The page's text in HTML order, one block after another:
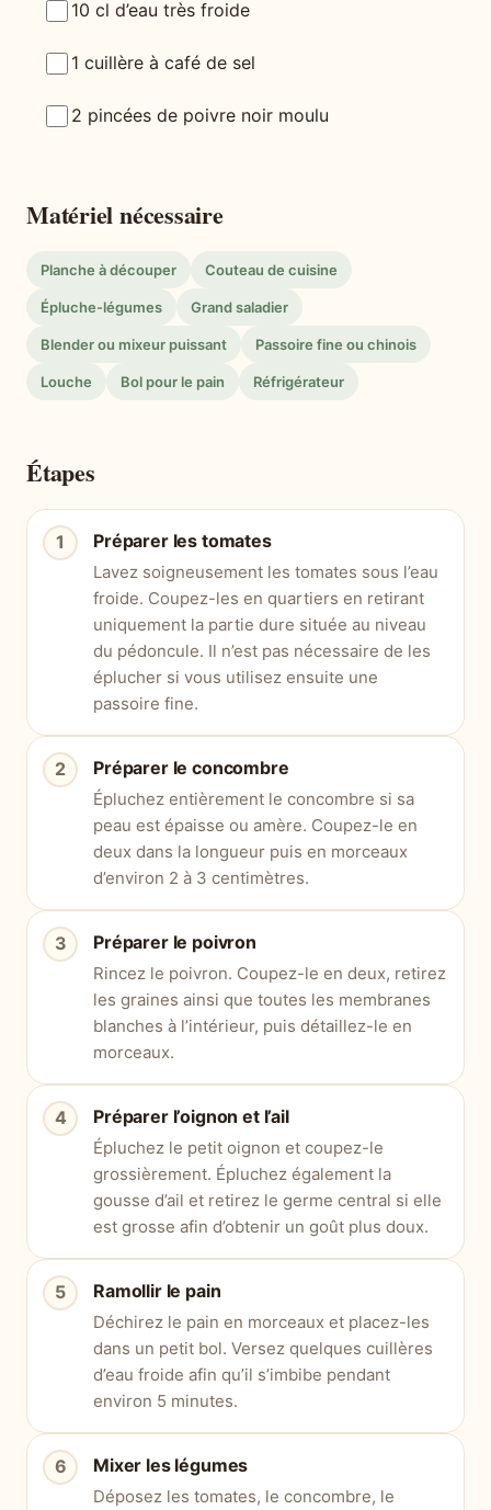
10 cl d’eau très froide
1 cuillère à café de sel
2 pincées de poivre noir moulu
Matériel nécessaire
Planche à découper Couteau de cuisine
Épluche-légumes Grand saladier
Blender ou mixeur puissant Passoire fine ou chinois
Louche Bol pour le pain Réfrigérateur
Étapes
Préparer les tomates
Lavez soigneusement les tomates sous l’eau
froide. Coupez-les en quartiers en retirant
uniquement la partie dure située au niveau
du pédoncule. Il n’est pas nécessaire de les
éplucher si vous utilisez ensuite une
passoire fine.
Préparer le concombre
Épluchez entièrement le concombre si sa
peau est épaisse ou amère. Coupez-le en
deux dans la longueur puis en morceaux
d’environ 2 à 3 centimètres.
Préparer le poivron
Rincez le poivron. Coupez-le en deux, retirez
les graines ainsi que toutes les membranes
blanches à l’intérieur, puis détaillez-le en
morceaux.
Préparer l’oignon et l’ail
Épluchez le petit oignon et coupez-le
grossièrement. Épluchez également la
gousse d’ail et retirez le germe central si elle
est grosse afin d’obtenir un goût plus doux.
Ramollir le pain
Déchirez le pain en morceaux et placez-les
dans un petit bol. Versez quelques cuillères
d’eau froide afin qu’il s’imbibe pendant
environ 5 minutes.
Mixer les légumes
Déposez les tomates, le concombre, le